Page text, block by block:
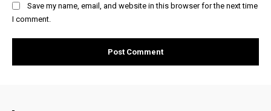
Save my name, email, and website in this browser for the next time
I comment.